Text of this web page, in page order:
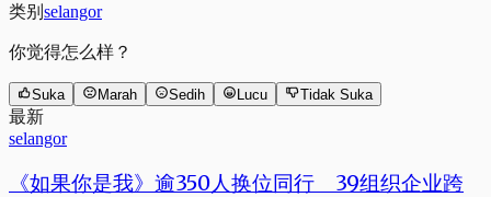
类别 selangor
你觉得怎么样？
Suka Marah Sedih Lucu Tidak Suka
最新
selangor
《如果你是我》逾350人换位同行 39组织企业跨